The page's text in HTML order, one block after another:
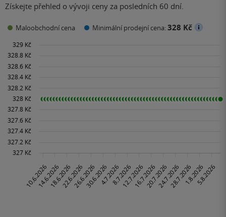
Získejte přehled o vývoji ceny za posledních 60 dní.
Maloobchodní cena Minimální prodejní cena:328 Kč